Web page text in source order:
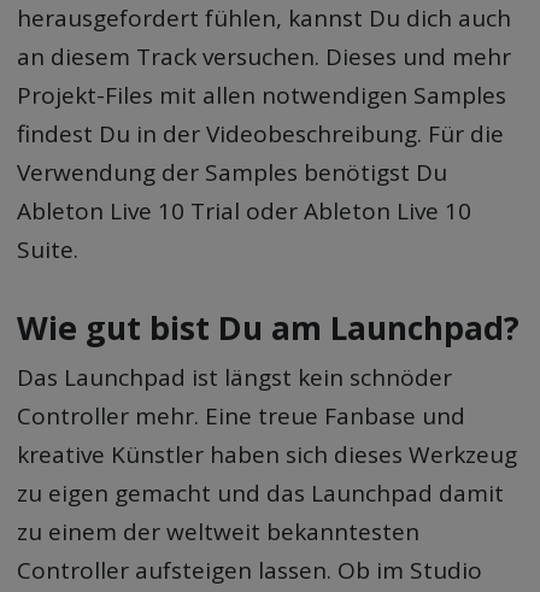
herausgefordert fühlen, kannst Du dich auch
an diesem Track versuchen. Dieses und mehr
Projekt-Files mit allen notwendigen Samples
findest Du in der Videobeschreibung. Für die
Verwendung der Samples benötigst Du
Ableton Live 10 Trial oder Ableton Live 10
Suite.
Wie gut bist Du am Launchpad?
Das Launchpad ist längst kein schnöder
Controller mehr. Eine treue Fanbase und
kreative Künstler haben sich dieses Werkzeug
zu eigen gemacht und das Launchpad damit
zu einem der weltweit bekanntesten
Controller aufsteigen lassen. Ob im Studio